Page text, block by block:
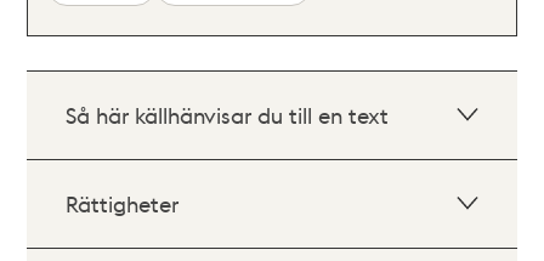
Så här källhänvisar du till en text
Rättigheter